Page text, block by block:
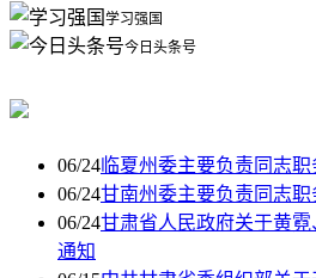
学习强国
今日头条号
06/24 临夏州委主要负责同志
06/24甘南州委主要负责同志职
06/24甘肃省人民政府关于黄
通知